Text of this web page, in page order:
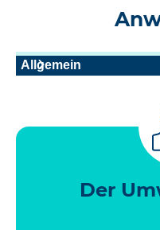
Allgemein
Der